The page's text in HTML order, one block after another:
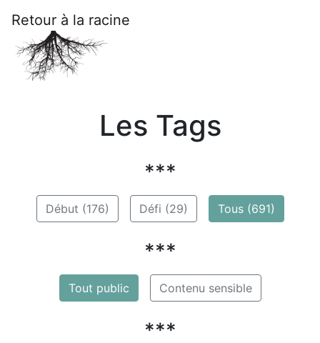
Retour à la racine
Les Tags
***
Début (176) Défi (29) Tous (691)
***
Tout public Contenu sensible
***